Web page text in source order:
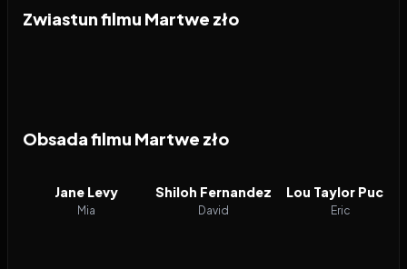
Zwiastun filmu Martwe zło
Obsada filmu Martwe zło
Jane Levy
Mia
Shiloh Fernandez
David
Lou Taylor Pucci
Eric